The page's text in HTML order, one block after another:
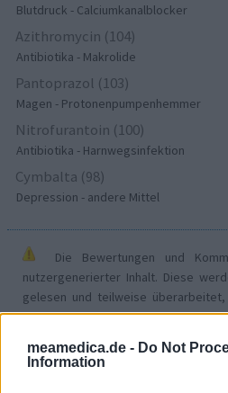
meamedica.de - Do Not
Information
Blutdruck - Calciumkanalblocker
Azithromycin (104)
Antibiotika - Makrolide
Pantoprazol (103)
Magen - Protonenpumpenhemmer
Nitrofurantoin (100)
Antibiotika - Harnwegsinfektion
Cymbalta (98)
Depression - andere Mittel
Die Bewertungen und
nutzergenerierter Inhalt. Diese
gelesen und teilweise
Arzneimittel- und
setzen von unseren
medizinischen Kenntnisse